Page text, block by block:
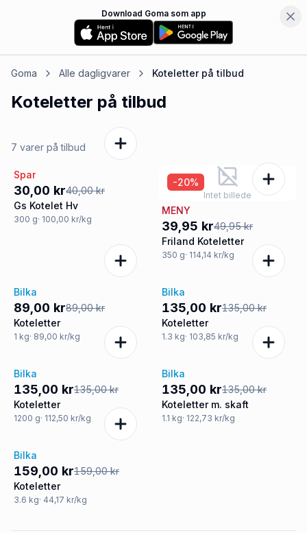
Download Goma som app
Goma Alle dagligvarer Koteletterpå tilbud
Koteletter på tilbud
7 varer på tilbud
-25%
Spar
30,00 kr40,00 kr
Gs Kotelet Hv
300 g· 100,00 kr/kg
Intet billede
-20%
MENY
39,95 kr49,95 kr
Friland Koteletter
350 g· 114,14 kr/kg
Tilbud
Bilka
89,00 kr89,00 kr
Koteletter
1 kg· 89,00 kr/kg
Tilbud
Bilka
135,00 kr135,00 kr
Koteletter
1.3 kg· 103,85 kr/kg
Tilbud
Bilka
135,00 kr135,00 kr
Koteletter
1200 g· 112,50 kr/kg
Tilbud
Bilka
135,00 kr135,00 kr
Koteletter m. skaft
1.1 kg· 122,73 kr/kg
Tilbud
Bilka
159,00 kr159,00 kr
Koteletter
3.6 kg· 44,17 kr/kg